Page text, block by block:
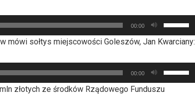
oraz
do
aby
lub
00:00
strzałek
do
oraz
do
sołtys miejscowości Goleszów, Jan Kwarciany:
00:00
strzałek
do
złotych ze środków Rządowego Funduszu